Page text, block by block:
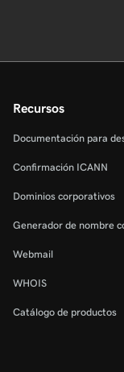
Recursos
Documentación para
Confirmación ICANN
Dominios corporativos
Generador de nombre
Webmail
WHOIS
Catálogo de productos